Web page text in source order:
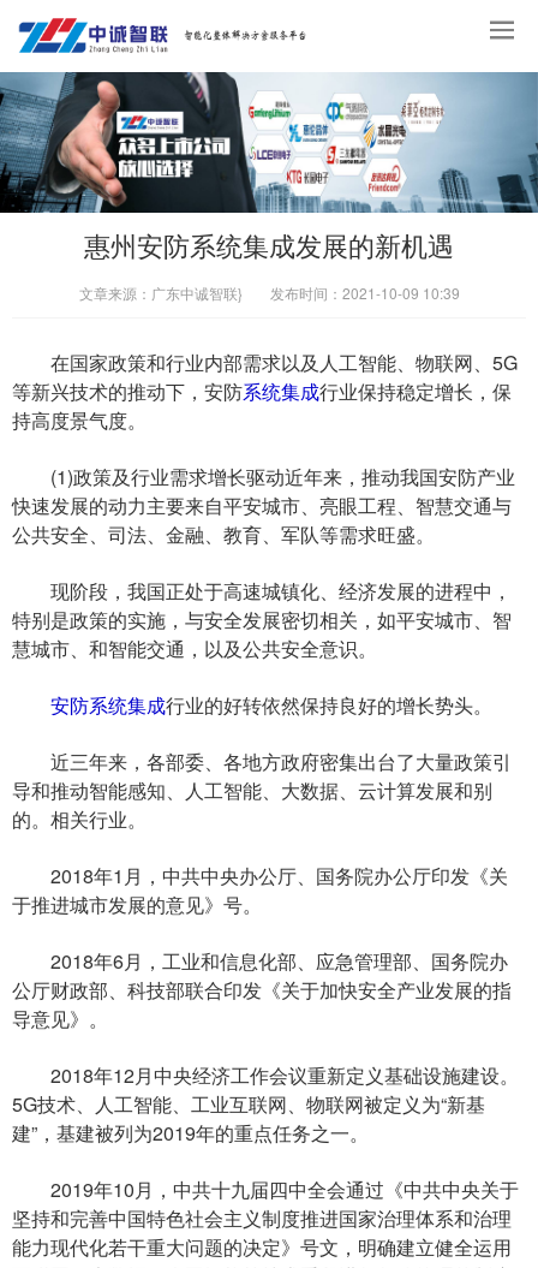
惠州安防系统集成发展的新机遇
文章来源： 广东中诚智联} 发布时间： 2021-10-09 10:39
在国家政策和行业内部需求以及人工智能、物联网、5G
等新兴技术的推动下，安防系统集成行业保持稳定增长，保
持高度景气度。
(1)政策及行业需求增长驱动近年来，推动我国安防产业
快速发展的动力主要来自平安城市、亮眼工程、智慧交通与
公共安全、司法、金融、教育、军队等需求旺盛。
现阶段，我国正处于高速城镇化、经济发展的进程中，
特别是政策的实施，与安全发展密切相关，如平安城市、智
慧城市、和智能交通，以及公共安全意识。
安防系统集成行业的好转依然保持良好的增长势头。
近三年来，各部委、各地方政府密集出台了大量政策引
导和推动智能感知、人工智能、大数据、云计算发展和别
的。相关行业。
2018年1月，中共中央办公厅、国务院办公厅印发《关
于推进城市发展的意见》号。
2018年6月，工业和信息化部、应急管理部、国务院办
公厅财政部、科技部联合印发《关于加快安全产业发展的指
导意见》。
2018年12月中央经济工作会议重新定义基础设施建设。
5G技术、人工智能、工业互联网、物联网被定义为“新基
建”，基建被列为2019年的重点任务之一。
2019年10月，中共十九届四中全会通过《中共中央关于
坚持和完善中国特色社会主义制度推进国家治理体系和治理
能力现代化若干重大问题的决定》号文，明确建立健全运用